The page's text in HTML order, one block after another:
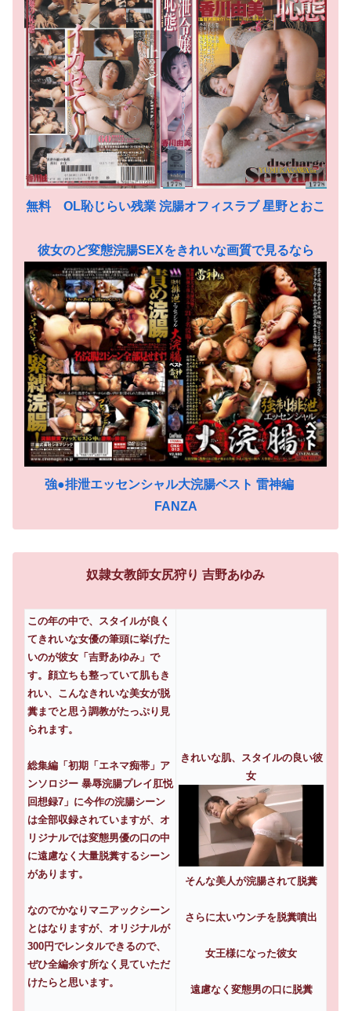
無料 OL恥じらい残業 浣腸オフィスラブ 星野とおこ
彼女のど変態浣腸SEXをきれいな画質で見るなら
強●排泄エッセンシャル大浣腸ベスト 雷神編
FANZA
奴隷女教師女尻狩り 吉野あゆみ
この年の中で、スタイルが良く
てきれいな女優の筆頭に挙げた
いのが彼女「吉野あゆみ」で
す。顔立ちも整っていて肌もき
れい、こんなきれいな美女が脱
糞までと思う調教がたっぷり見
られます。
総集編「初期「エネマ痴帯」ア
ンソロジー 暴辱浣腸プレイ肛悦
回想録7」に今作の浣腸シーン
は全部収録されていますが、オ
リジナルでは変態男優の口の中
に遠慮なく大量脱糞するシーン
があります。
なのでかなりマニアックシーン
とはなりますが、オリジナルが
300円でレンタルできるので、
ぜひ全編余す所なく見ていただ
けたらと思います。
きれいな肌、スタイルの良い彼
女
そんな美人が浣腸されて脱糞
さらに太いウンチを脱糞噴出
女王様になった彼女
遠慮なく変態男の口に脱糞